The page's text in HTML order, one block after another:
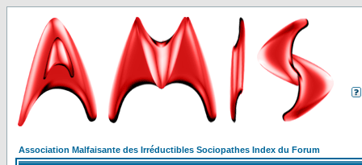
Association Malfaisante des Irréductibles Sociopathes Index du Forum